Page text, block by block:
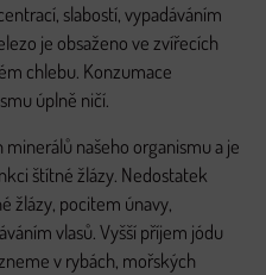
slabostí, vypadáváním
je obsaženo ve zvířecích
chlebu. Konzumace
úplně ničí.
našeho organismu a je
štítné žlázy. Nedostatek
žlázy, pocitem únavy,
vlasů. Vyšší příjem jódu
v rybách, mořských